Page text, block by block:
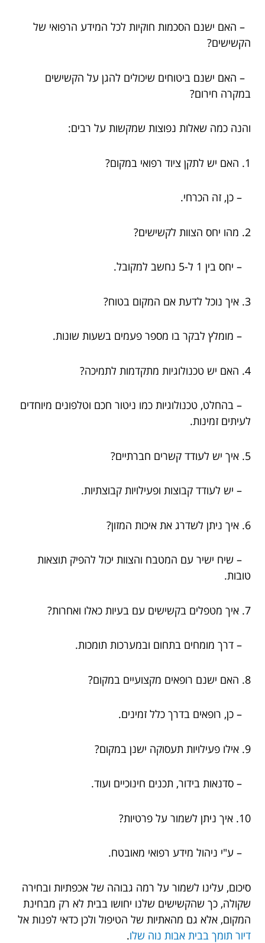
– האם ישנם הסכמות חוקיות לכל המידע הרפואי של
הקשישים?
– האם ישנם ביטוחים שיכולים להגן על הקשישים
במקרה חירום?
והנה כמה שאלות נפוצות שמקשות על רבים:
1. האם יש לתקן ציוד רפואי במקום?
– כן, זה הכרחי.
2. מהו יחס הצוות לקשישים?
– יחס בין 1 ל-5 נחשב למקובל.
3. איך נוכל לדעת אם המקום בטוח?
– מומלץ לבקר בו מספר פעמים בשעות שונות.
4. האם יש טכנולוגיות מתקדמות לתמיכה?
– בהחלט, טכנולוגיות כמו ניטור חכם וטלפונים מיוחדים
לעיתים זמינות.
5. איך יש לעודד קשרים חברתיים?
– יש לעודד קבוצות ופעילויות קבוצתיות.
6. איך ניתן לשדרג את איכות המזון?
– שיח ישיר עם המטבח והצוות יכול להפיק תוצאות
טובות.
7. איך מטפלים בקשישים עם בעיות כאלו ואחרות?
– דרך מומחים בתחום ובמערכות תומכות.
8. האם ישנם רופאים מקצועיים במקום?
– כן, רופאים בדרך כלל זמינים.
9. אילו פעילויות תעסוקה ישנן במקום?
– סדנאות בידור, תכנים חינוכיים ועוד.
10. איך ניתן לשמור על פרטיות?
– ע"י ניהול מידע רפואי מאובטח.
סיכום, עלינו לשמור על רמה גבוהה של אכפתיות ובחירה
שקולה, כך שהקשישים שלנו יחושו בבית לא רק מבחינת
המקום, אלא גם מהאתיות של הטיפול ולכן כדאי לפנות אל
דיור תומך בבית אבות נוה שלו.